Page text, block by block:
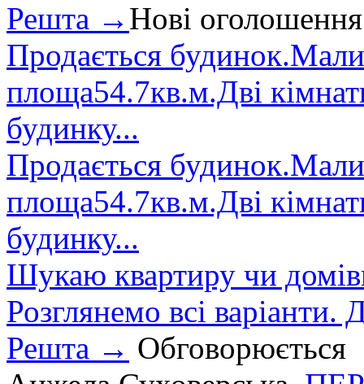
Решта → Нові оголошення
Продається
площа54.7кв.м.Дві
будинку...
Продається
площа54.7кв.м.Дві
будинку...
Шукаю квартиру чи
Розглянемо всі варіанти.
Решта → Обговорюється